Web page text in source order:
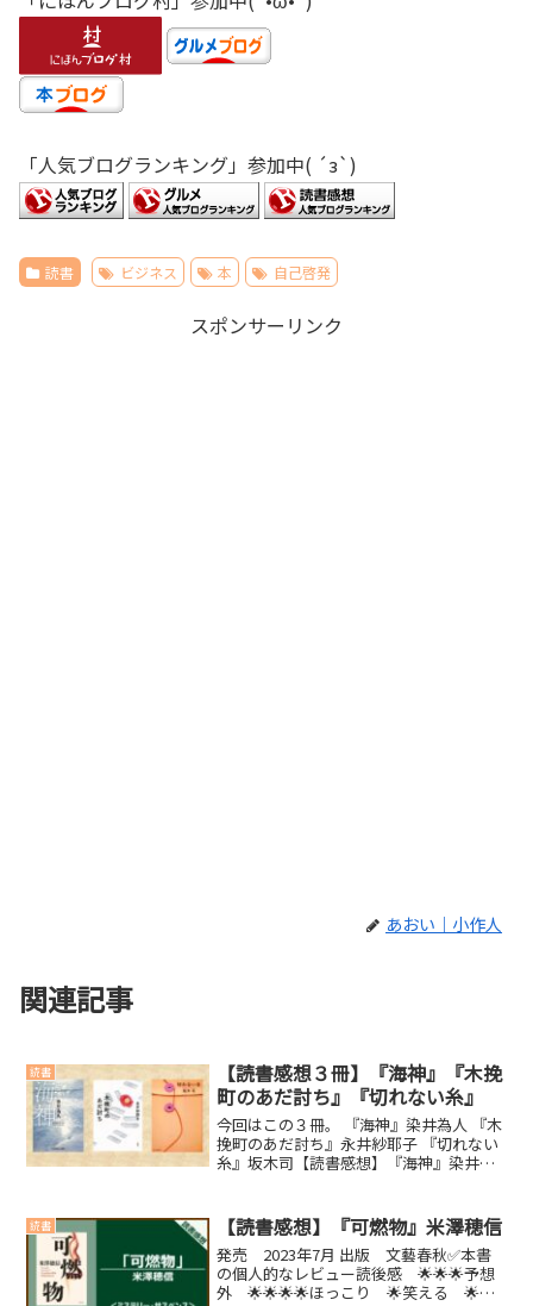
「人気ブログランキング」参加中( ´з`)
読書 ビジネス 本 自己啓発
スポンサーリンク
あおい｜小作人
関連記事
読書
【読書感想３冊】『海神』『木挽
町のあだ討ち』『切れない糸』
今回はこの３冊。 『海神』染井為人 『木
挽町のあだ討ち』永井紗耶子 『切れない
糸』坂木司【読書感想】『海神』染井為
える 🌟泣ける 🌟🌟感想とか思ったこ
となかなかテーマに...
読書 【読書感想】『可燃物』米澤穂信
発売 2023年7月 出版 文藝春秋✅本書
の個人的なレビュー読後感 🌟🌟🌟予想
外 🌟🌟🌟🌟ほっこり 🌟笑える 🌟泣